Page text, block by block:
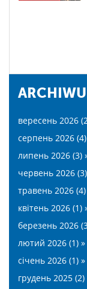
вересень 2026
серпень 2026
липень 2026 (3)
червень 2026
травень 2026
квітень 2026 (1)
березень 2026
лютий 2026 (1) »
січень 2026 (1) »
грудень 2025 (2)